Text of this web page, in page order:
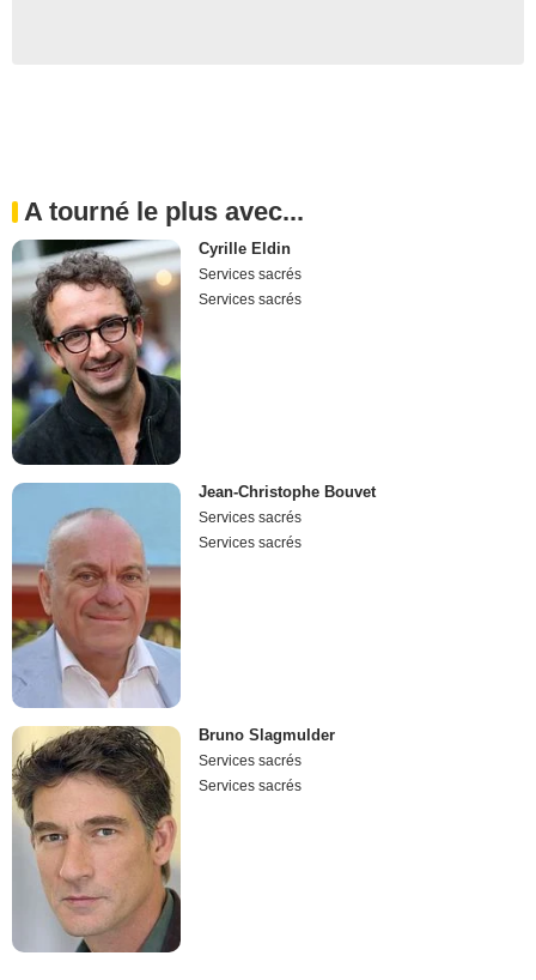
A tourné le plus avec...
Cyrille Eldin
Services sacrés
Services sacrés
Jean-Christophe Bouvet
Services sacrés
Services sacrés
Bruno Slagmulder
Services sacrés
Services sacrés